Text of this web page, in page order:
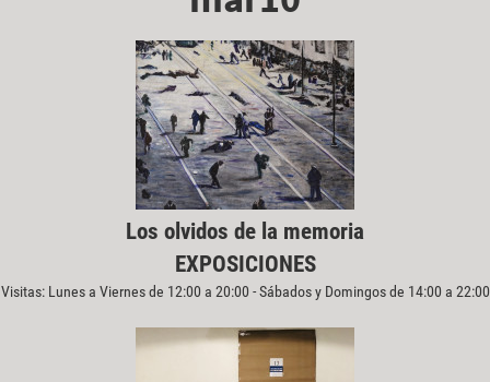
Los olvidos de la memoria
EXPOSICIONES
Visitas: Lunes a Viernes de 12:00 a 20:00 - Sábados y Domingos de 14:00 a 22:00